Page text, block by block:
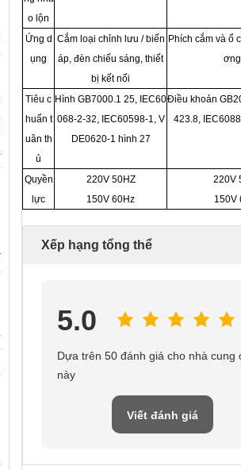
o lộn
Ứng d
ụng
Cắm loại chỉnh lưu / biến
áp, đèn chiếu sáng, thiết
bị kết nối
Phích cắm và ổ
Tiêu c
huẩn t
uân th
ủ
Hình GB7000.1 25, IEC60
068-2-32, IEC60598-1, V
DE0620-1 hình 27
Điều khoản
423.8,
Quyền
lực
220V 50HZ
150V 60Hz
220V
150V
Xếp hạng tổng thể
5.0
Dựa trên 50 đánh giá cho nhà cung
này
Viết đánh giá